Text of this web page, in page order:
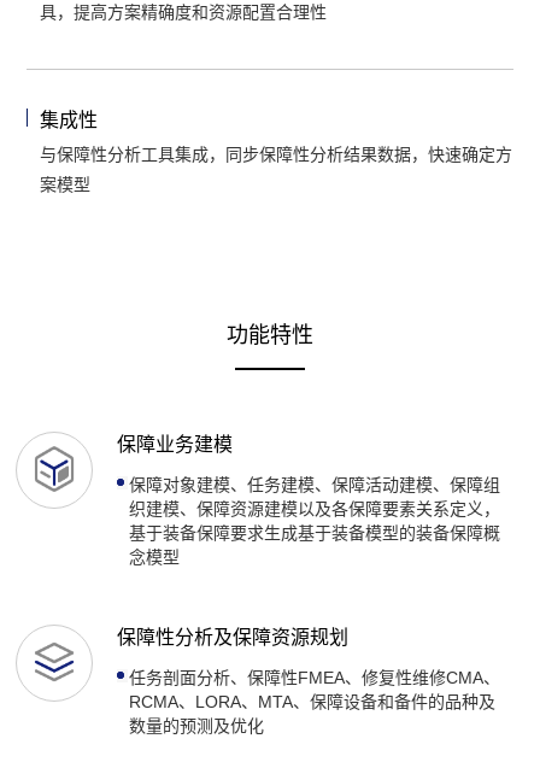
具，提高方案精确度和资源配置合理性
集成性
与保障性分析工具集成，同步保障性分析结果数据，快速确定方
案模型
功能特性
保障业务建模
保障对象建模、任务建模、保障活动建模、保障组
织建模、保障资源建模以及各保障要素关系定义，
基于装备保障要求生成基于装备模型的装备保障概
念模型
保障性分析及保障资源规划
任务剖面分析、保障性FMEA、修复性维修CMA、
RCMA、LORA、MTA、保障设备和备件的品种及
数量的预测及优化